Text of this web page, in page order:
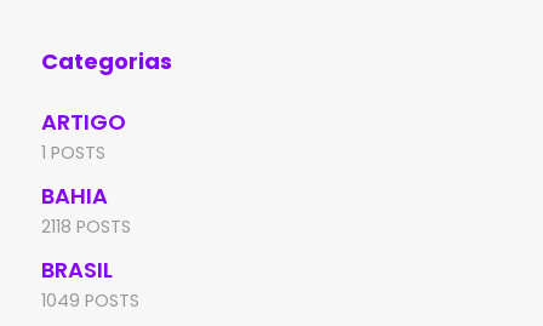
Categorias
ARTIGO
1 POSTS
BAHIA
2118 POSTS
BRASIL
1049 POSTS